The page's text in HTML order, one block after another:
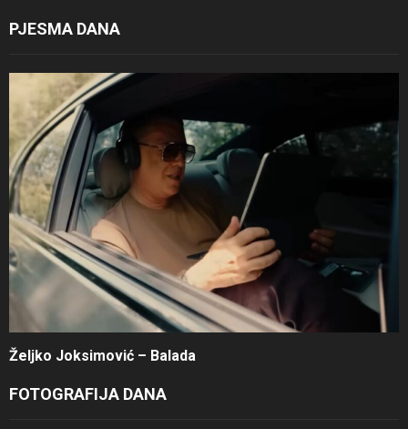
PJESMA DANA
Željko Joksimović – Balada
FOTOGRAFIJA DANA